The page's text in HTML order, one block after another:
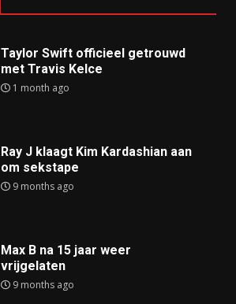
Taylor Swift officieel getrouwd
met Travis Kelce
1 month ago
Ray J klaagt Kim Kardashian aan
om sekstape
9 months ago
Max B na 15 jaar weer
vrijgelaten
9 months ago